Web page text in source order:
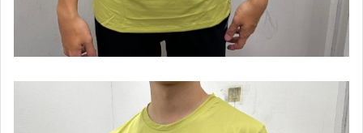
【泳具】泳鏡,泳帽,其它
【拖鞋】夏天必備
【中華隊限量商品】
【日本進口區】Mizuno